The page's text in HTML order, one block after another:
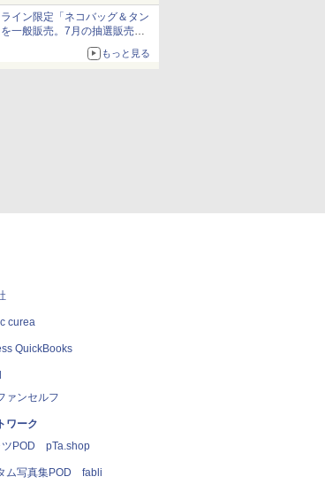
イン限定「ネコバッグ＆タン
一般販売。7月の抽選販売の
もっと見る
curea
QuickBooks
ァンセルフ
ワーク
ツPOD pTa.shop
ム写真集POD fabli